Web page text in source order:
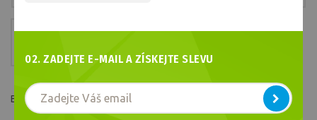
Barva č.2950
02. ZADEJTE E-MAIL A ZÍSKEJTE SLEVU